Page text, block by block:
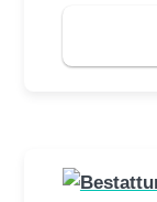
Suchen